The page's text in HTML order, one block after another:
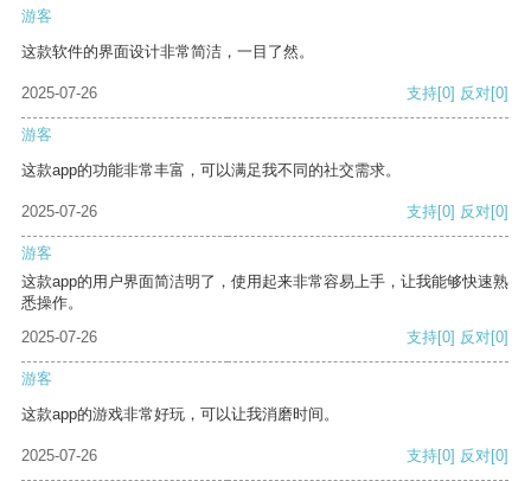
游客
这款软件的界面设计非常简洁，一目了然。
2025-07-26 支持[0] 反对[0]
游客
这款app的功能非常丰富，可以满足我不同的社交需求。
2025-07-26 支持[0] 反对[0]
游客
这款app的用户界面简洁明了，使用起来非常容易上手，让我能够快速熟
悉操作。
2025-07-26
支持[0] 反对[0]
游客
这款app的游戏非常好玩，可以让我消磨时间。
2025-07-26 支持[0] 反对[0]